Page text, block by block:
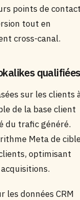
points de
tout en
cross-canal.
qualifiées
sur les clients
de la base client
du trafic généré.
Meta de
optimisant
les données CRM